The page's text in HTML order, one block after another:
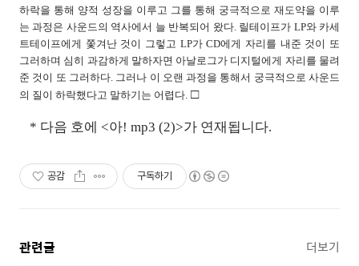
하락을 통해 양적 성장을 이루고 그를 통해 궁극적으로 재도약을 이루
는 과정은 사운드의 역사에서 늘 반복되어 왔다. 릴테이프가 LP와 카세
트테이프에게 쫓겨난 것이 그렇고 LP가 CD에게 자리를 내준 것이 또
그러하며 심히 과감하게 말하자면 아날로그가 디지털에게 자리를 물려
준 것이 또 그러하다. 그러나 이 오랜 과정을 통해서 궁극적으로 사운드
의 질이 하락했다고 말하기는 어렵다. □
* 다음 호에 <아! mp3 (2)>가 연재됩니다.
공감 구독하기
관련글 더보기